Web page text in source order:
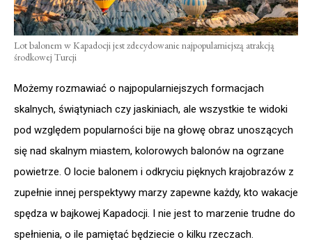
Lot balonem w Kapadocji jest zdecydowanie najpopularniejszą atrakcją
środkowej Turcji
Możemy rozmawiać o najpopularniejszych formacjach
skalnych, świątyniach czy jaskiniach, ale wszystkie te widoki
pod względem popularności bije na głowę obraz unoszących
się nad skalnym miastem, kolorowych balonów na ogrzane
powietrze. O locie balonem i odkryciu pięknych krajobrazów z
zupełnie innej perspektywy marzy zapewne każdy, kto wakacje
spędza w bajkowej Kapadocji. I nie jest to marzenie trudne do
spełnienia, o ile pamiętać będziecie o kilku rzeczach.